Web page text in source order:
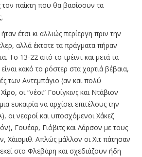
τον παίκτη που θα βασίσουν τα
έτσι κι αλλιώς περίεργη πριν την
αλλά έκτοτε τα πράγματα πήραν
Το 13-22 από το τρέιντ και μετά τα
κακό το ρόστερ στα χαρτιά βέβαια,
των Αντεμπάγιο (αν και πολύ
οι “νέοι” Γουίγκινς και Ντάβιον
ευκαιρία να αρχίσει επιτέλους την
οι νεαροί και υποσχόμενοι Χάκεζ
Γουέαρ, Γιόβιτς και Λάρσον με τους
Χάισμιθ. Απλώς μάλλον οι Χιτ πάτησαν
στο Φλεβάρη και σχεδιάζουν ήδη